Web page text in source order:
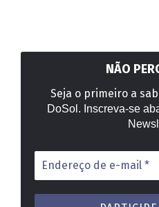
NÃO
Seja o primeiro a
DoSol. Inscreva-se
Endereço
de
e-
mail